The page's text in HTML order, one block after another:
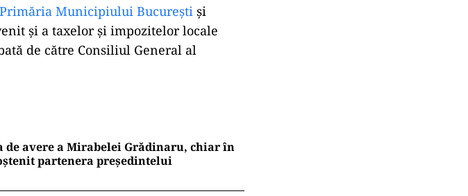
Primăria Municipiului Bucureşti şi
şi a taxelor şi impozitelor locale
de către Consiliul General al
de avere a Mirabelei Grădinaru, chiar în
partenera președintelui